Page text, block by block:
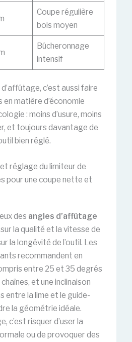
Coupe régulière
bois moyen
Bûcheronnage
intensif
c’est aussi faire
en matière d’économie
: moins d’usure, moins
et toujours davantage de
bien réglé.
réglage du limiteur de
pour une coupe nette et
des angles d’affûtage
la qualité et la vitesse de
la longévité de l’outil. Les
recommandent en
entre 25 et 35 degrés
et une inclinaison
entre la lime et le guide-
la géométrie idéale.
c’est risquer d’user la
ou de provoquer des